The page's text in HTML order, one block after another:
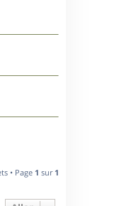
• Page 1 sur 1